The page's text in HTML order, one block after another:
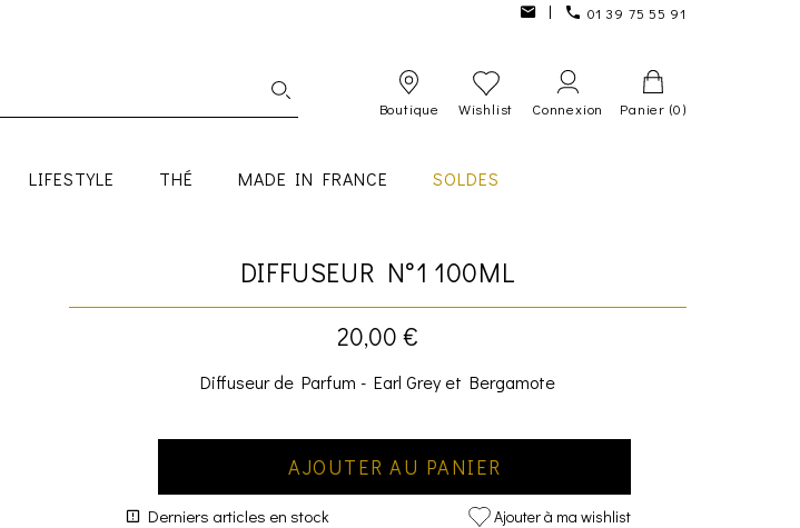
01 39 75 55 91
Boutique Wishlist Connexion Panier (0)
LIFESTYLE THÉ MADE IN FRANCE SOLDES
DIFFUSEUR N°1 100ML
20,00 €
Diffuseur de Parfum - Earl Grey et Bergamote
AJOUTER AU PANIER
Derniers articles en stock Ajouter à ma wishlist